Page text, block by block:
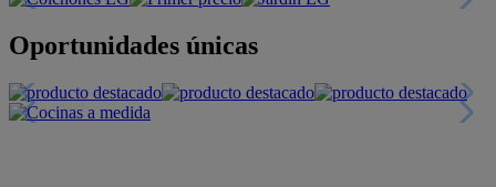
Oportunidades únicas